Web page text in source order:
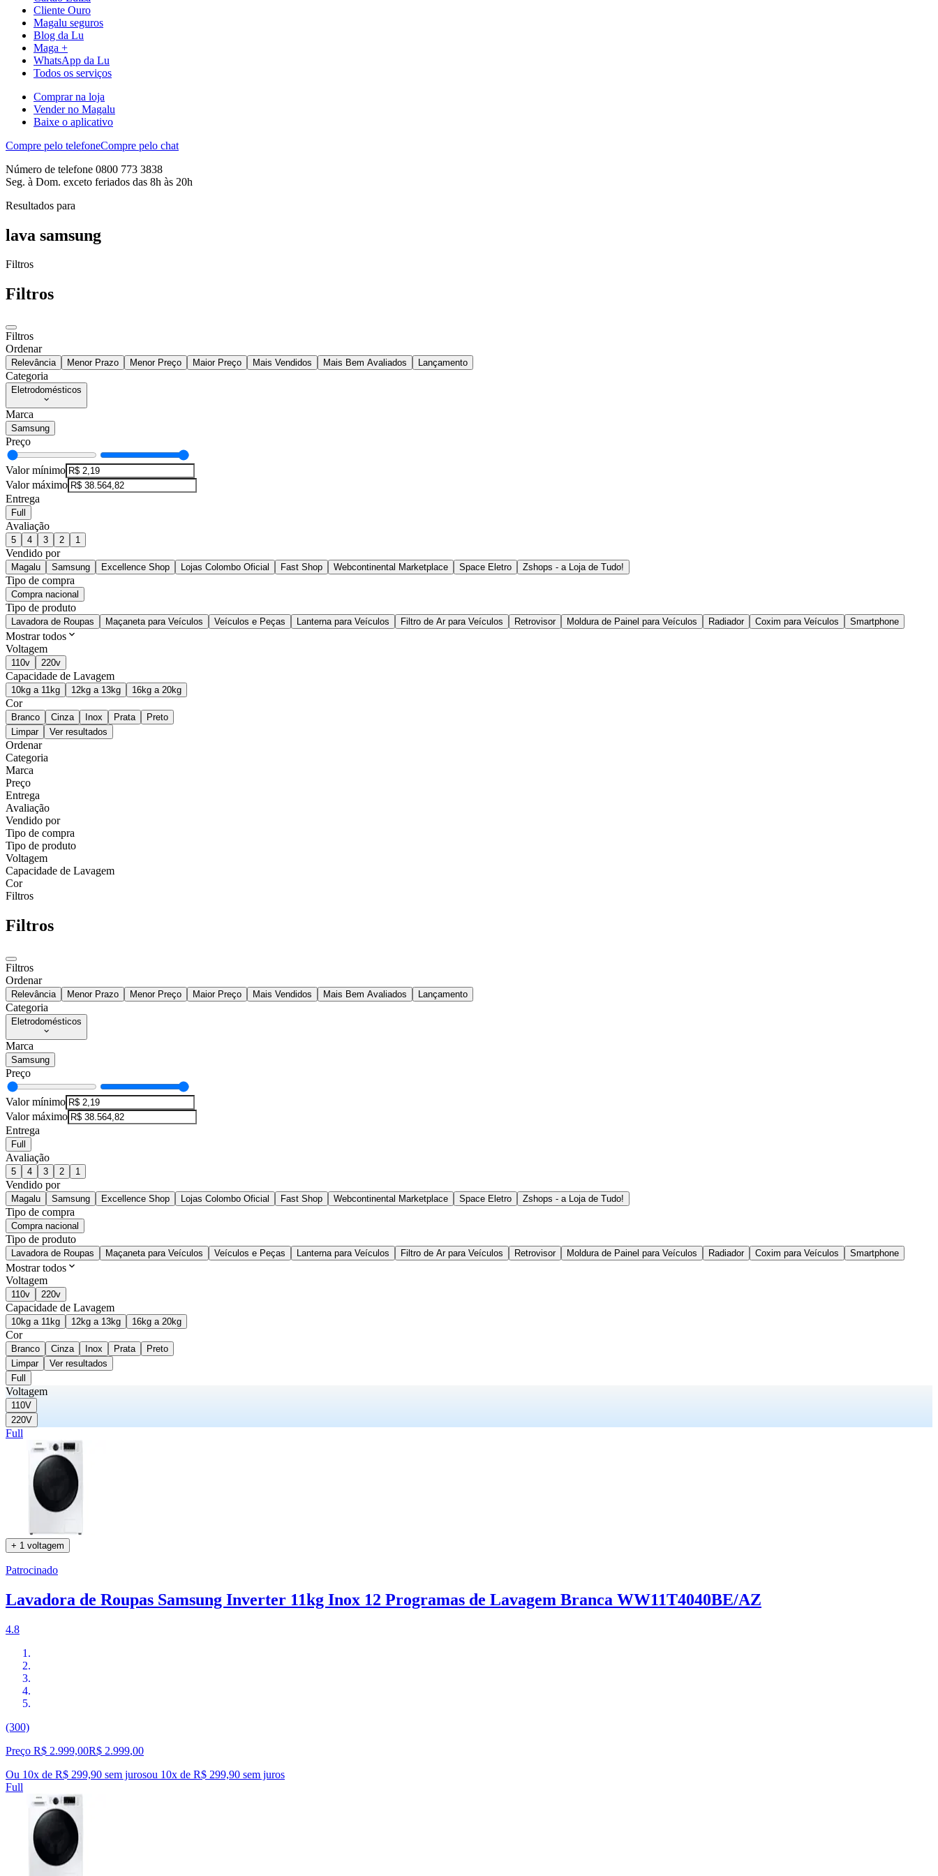
Cliente Ouro
Magalu seguros
Blog da Lu
Maga +
WhatsApp da Lu
Todos os serviços
Comprar na loja
Vender no Magalu
Baixe o aplicativo
Compre pelo telefoneCompre pelo chat
Número de telefone 0800 773 3838
Seg. à Dom. exceto feriados das 8h às 20h
Resultados para
lava samsung
Filtros
Filtros
Filtros
Ordenar
Relevância Menor Prazo Menor Preço Maior Preço Mais Vendidos Mais Bem Avaliados Lançamento
Categoria
Eletrodomésticos
Marca
Samsung
Preço
Valor mínimo
Valor máximo
Entrega
Full
Avaliação
5 4 3 2 1
Vendido por
Magalu Samsung Excellence Shop Lojas Colombo Oficial Fast Shop Webcontinental Marketplace Space Eletro Zshops - a Loja de Tudo!
Tipo de compra
Compra nacional
Tipo de produto
Lavadora de Roupas Maçaneta para Veículos Veículos e Peças Lanterna para Veículos Filtro de Ar para Veículos Retrovisor Moldura de Painel para Veículos Radiador Coxim para Veículos Smartphone
Mostrar todos
Voltagem
110v 220v
Capacidade de Lavagem
10kg a 11kg 12kg a 13kg 16kg a 20kg
Cor
Branco Cinza Inox Prata
Preto
Limpar
Ver resultados
Ordenar
Categoria
Marca
Preço
Entrega
Avaliação
Vendido por
Tipo de compra
Tipo de produto
Voltagem
Capacidade de Lavagem
Cor
Filtros
Filtros
Filtros
Ordenar
Relevância Menor Prazo Menor Preço Maior Preço Mais Vendidos Mais Bem Avaliados Lançamento
Categoria
Eletrodomésticos
Marca
Samsung
Preço
Valor mínimo
Valor máximo
Entrega
Full
Avaliação
5 4 3 2 1
Vendido por
Magalu Samsung Excellence Shop Lojas Colombo Oficial Fast Shop Webcontinental Marketplace Space Eletro Zshops - a Loja de Tudo!
Tipo de compra
Compra nacional
Tipo de produto
Lavadora de Roupas Maçaneta para Veículos Veículos e Peças Lanterna para Veículos Filtro de Ar para Veículos Retrovisor Moldura de Painel para Veículos Radiador Coxim para Veículos Smartphone
Mostrar todos
Voltagem
110v 220v
Capacidade de Lavagem
10kg a 11kg 12kg a 13kg 16kg a 20kg
Cor
Branco Cinza Inox Prata
Preto
Limpar
Ver resultados
Full
Voltagem
110V
220V
Full
+ 1 voltagem
Patrocinado
Lavadora de Roupas Samsung Inverter 11kg Inox 12 Programas de Lavagem Branca WW11T4040BE/AZ
4.8
(300)
Preço R$ 2.999,00R$ 2.999,00
Ou 10x de R$ 299,90 sem jurosou 10x de R$ 299,90 sem juros
Full